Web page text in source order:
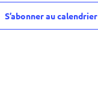
S’abonner au calendrier